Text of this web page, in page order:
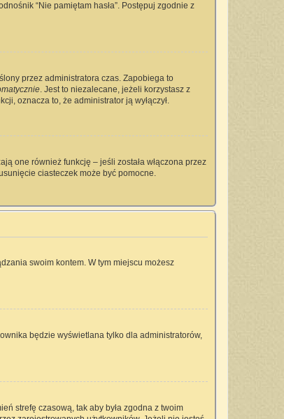
“Nie pamiętam hasła”. Postępuj zgodnie z
przez administratora czas. Zapobiega to
. Jest to niezalecane, jeżeli korzystasz z
oznacza to, że administrator ją wyłączył.
one również funkcję – jeśli została włączona przez
ciasteczek może być pomocne.
swoim kontem. W tym miejscu możesz
będzie wyświetlana tylko dla administratorów,
strefę czasową, tak aby była zgodna z twoim